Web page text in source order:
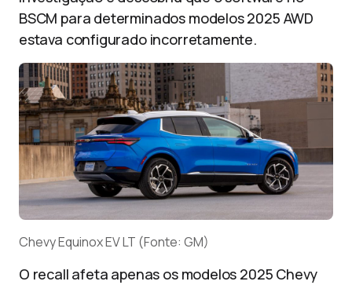
BSCM para determinados modelos 2025 AWD
estava configurado incorretamente.
Chevy Equinox EV LT (Fonte: GM)
O recall afeta apenas os modelos 2025 Chevy